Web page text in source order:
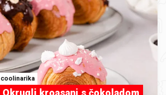
coolinarika
Okrugli kroasani s čokoladom